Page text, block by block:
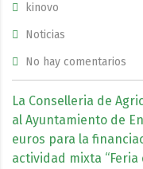
kinovo
Noticias
No hay comentarios
La Conselleria de
al Ayuntamiento de
euros para la
actividad mixta “Feria